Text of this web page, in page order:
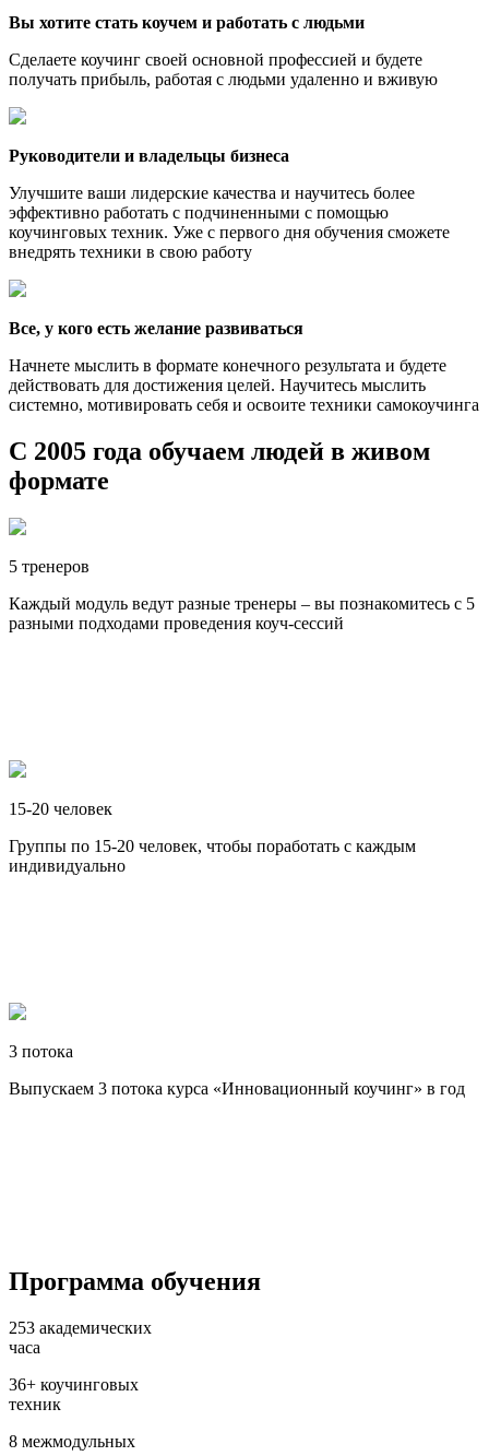
Вы хотите стать коучем и работать с людьми
Сделаете коучинг своей основной профессией и будете
получать прибыль, работая с людьми удаленно и вживую
Руководители и владельцы бизнеса
Улучшите ваши лидерские качества и научитесь более
эффективно работать с подчиненными с помощью
коучинговых техник. Уже с первого дня обучения сможете
внедрять техники в свою работу
Все, у кого есть желание развиваться
Начнете мыслить в формате конечного результата и будете
действовать для достижения целей. Научитесь мыслить
системно, мотивировать себя и освоите техники самокоучинга
С 2005 года обучаем людей в живом
формате
5 тренеров
Каждый модуль ведут разные тренеры – вы познакомитесь с 5
разными подходами проведения коуч-сессий
15-20 человек
Группы по 15-20 человек, чтобы поработать с каждым
индивидуально
3 потока
Выпускаем 3 потока курса «Инновационный коучинг» в год
Программа обучения
253 академических
часа
36+ коучинговых
техник
8 межмодульных